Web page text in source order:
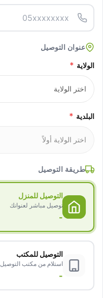
عنوان التوصيل
الولاية *
البلدية *
طريقة التوصيل
التوصيل للمنزل
توصيل مباشر لعنوانك
-
التوصيل للمكتب
استلام من مكتب التوصيل
-